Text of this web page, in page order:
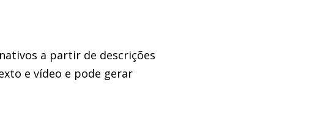
a partir de descrições
e vídeo e pode gerar